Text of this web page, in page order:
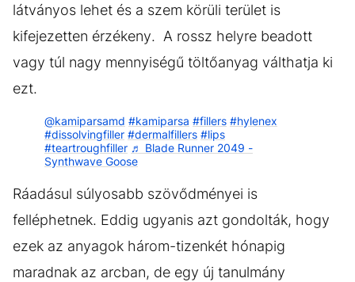
látványos lehet és a szem körüli terület is
kifejezetten érzékeny. A rossz helyre beadott
vagy túl nagy mennyiségű töltőanyag válthatja ki
ezt.
@kamiparsamd #kamiparsa #fillers #hylenex
#dissolvingfiller #dermalfillers #lips
#teartroughfiller ♬ Blade Runner 2049 -
Synthwave Goose
Ráadásul súlyosabb szövődményei is
felléphetnek. Eddig ugyanis azt gondolták, hogy
ezek az anyagok három-tizenkét hónapig
maradnak az arcban, de egy új tanulmány